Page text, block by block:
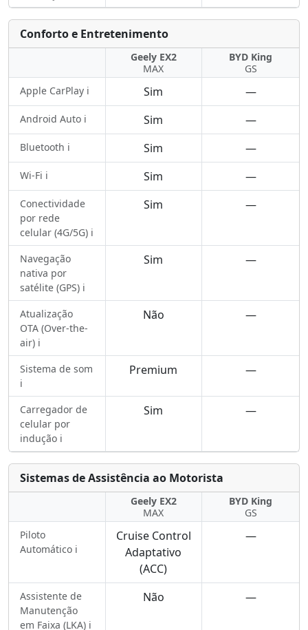
Conforto e Entretenimento
Geely EX2
MAX
BYD King
GS
Apple CarPlay ℹ️
Sim —
Android Auto ℹ️ Sim —
Bluetooth ℹ️ Sim —
Wi-Fi ℹ️ Sim —
Conectividade
por rede
celular (4G/5G) ℹ️
Sim —
Navegação
nativa por
satélite (GPS) ℹ️
Sim —
Atualização
OTA (Over-the-
air) ℹ️
Não —
Sistema de som
ℹ️
Premium —
Carregador de
celular por
indução ℹ️
Sim —
Sistemas de Assistência ao Motorista
Geely EX2
MAX
BYD King
GS
Piloto
Automático ℹ️
Cruise Control
Adaptativo
(ACC)
—
Assistente de
Manutenção
em Faixa (LKA) ℹ️
Não —